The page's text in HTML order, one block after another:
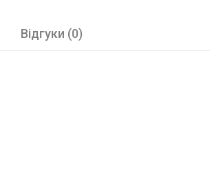
Відгуки (0)